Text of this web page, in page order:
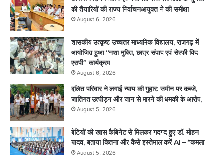
की तैयारियों की राज्य निर्वाचनआयुक्त ने की समीक्षा
August 6, 2026
शासकीय उत्कृष्ट उच्चतर माध्यमिक विद्यालय, राजगढ़ में
आयोजित हुआ “नशा मुक्ति, छात्र संवाद एवं सेल्फी विद
एसपी” कार्यक्रम
August 6, 2026
दलित परिवार ने लगाई न्याय की गुहार: जमीन पर कब्जे,
जातिगत उत्पीड़न और जान से मारने की धमकी के आरोप,
August 5, 2026
बेटियों की खास कैबिनेट से मिलकर गदगद हुए डॉ. मोहन
यादव, बताया कितना और कैसे इस्तेमाल करें AI – *कमला
August 5, 2026